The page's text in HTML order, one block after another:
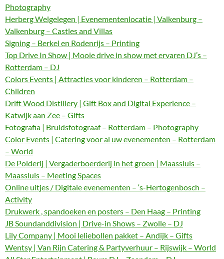
Photography
Herberg Welgelegen | Evenementenlocatie | Valkenburg –
Valkenburg – Castles and Villas
Signing – Berkel en Rodenrijs – Printing
Top Drive In Show | Mooie drive in show met ervaren DJ’s –
Rotterdam – DJ
Colors Events | Attracties voor kinderen – Rotterdam –
Children
Drift Wood Distillery | Gift Box and Digital Experience –
Katwijk aan Zee – Gifts
Fotografia | Bruidsfotograaf – Rotterdam – Photography
Color Events | Catering voor al uw evenementen – Rotterdam
– World
De Polderij | Vergaderboerderij in het groen | Maassluis –
Maassluis – Meeting Spaces
Online uitjes / Digitale evenementen – ‘s-Hertogenbosch –
Activity
Drukwerk , spandoeken en posters – Den Haag – Printing
JB Soundanddivision | Drive-in Shows – Zwolle – DJ
Lily Company | Mooi leliebollen pakket – Andijk – Gifts
Wentsy | Van Rijn Catering & Partyverhuur – Rijswijk – World